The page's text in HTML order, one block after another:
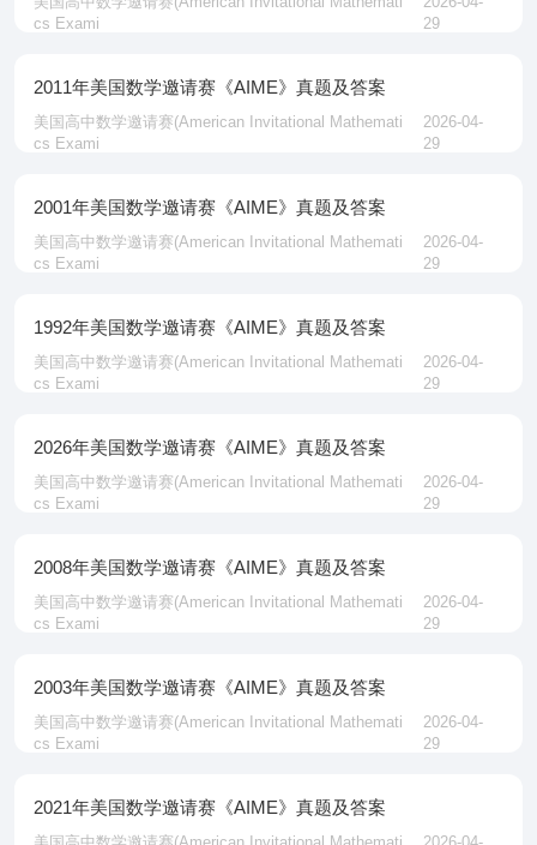
cs Exami
29
2011年美国数学邀请赛《AIME》真题及答案
美国高中数学邀请赛‌(American Invitational Mathemati
cs Exami
2026-04-
29
2001年美国数学邀请赛《AIME》真题及答案
美国高中数学邀请赛‌(American Invitational Mathemati
cs Exami
2026-04-
29
1992年美国数学邀请赛《AIME》真题及答案
美国高中数学邀请赛‌(American Invitational Mathemati
cs Exami
2026-04-
29
2026年美国数学邀请赛《AIME》真题及答案
美国高中数学邀请赛‌(American Invitational Mathemati
cs Exami
2026-04-
29
2008年美国数学邀请赛《AIME》真题及答案
美国高中数学邀请赛‌(American Invitational Mathemati
cs Exami
2026-04-
29
2003年美国数学邀请赛《AIME》真题及答案
美国高中数学邀请赛‌(American Invitational Mathemati
cs Exami
2026-04-
29
2021年美国数学邀请赛《AIME》真题及答案